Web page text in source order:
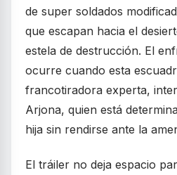
de super soldados
que escapan hacia el
estela de destrucción. El
ocurre cuando esta
francotiradora experta,
Arjona, quien está
hija sin rendirse ante la
El tráiler no deja espacio